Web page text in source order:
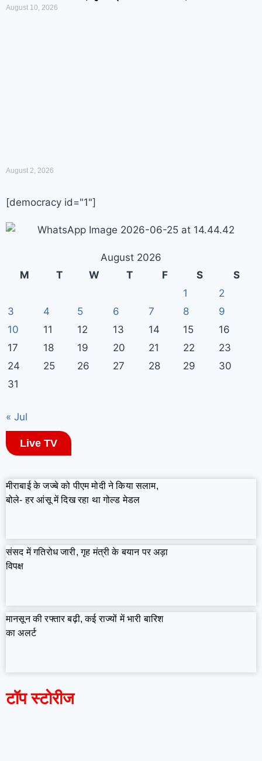
August 10, 2026
August 2, 2026
[democracy id="1"]
August 2026
M
T W T F S
S
1
2
3
4 5 6 7 8
9
10
11 12 13 14 15
16
17
18 19 20 21 22
23
24
25 26 27 28 29
30
31
« Jul
Live TV
मीराबाई के जज्बे को पीएम मोदी ने किया सलाम,
बोले- हर आंसू में दिख रहा था गोल्ड मेडल
संसद में गतिरोध जारी, गृह मंत्री के बयान पर अड़ा
विपक्ष
मानसून की रफ्तार बढ़ी, कई राज्यों में भारी बारिश
का अलर्ट
टॉप स्टोरीज